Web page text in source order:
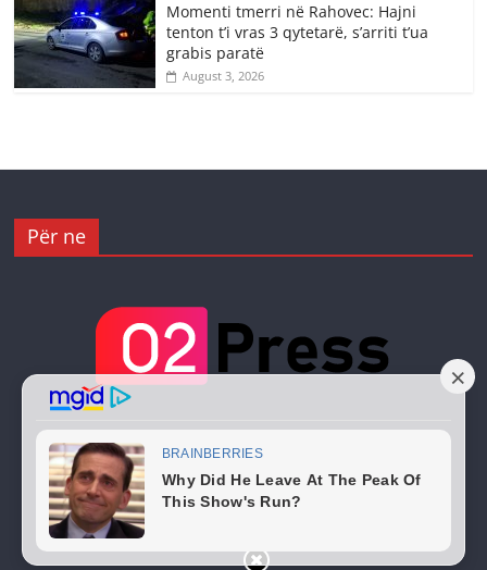
Momenti tmerri në Rahovec: Hajni
tenton t’i vras 3 qytetarë, s’arriti t’ua
grabis paratë
August 3, 2026
Për ne
Copyright © 202602 Press. All rights reserved.
Theme:ColorMag